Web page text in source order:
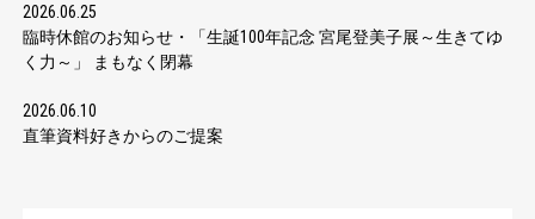
2026.06.25
臨時休館のお知らせ・「生誕100年記念 宮尾登美子展～生きてゆ
く力～」 まもなく閉幕
2026.06.10
直筆資料好きからのご提案